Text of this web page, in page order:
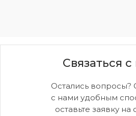
Связаться
Остались вопросы?
с нами удобным
оставьте заявку
Хотите быть в курсе всех
Ваш e-mail